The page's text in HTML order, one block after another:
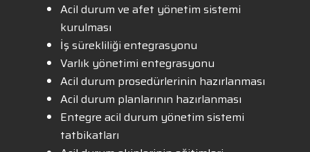
Acil durum ve afet yönetim sistemi
kurulması
İş sürekliliği entegrasyonu
Varlık yönetimi entegrasyonu
Acil durum prosedürlerinin hazırlanması
Acil durum planlarının hazırlanması
Entegre acil durum yönetim sistemi
tatbikatları